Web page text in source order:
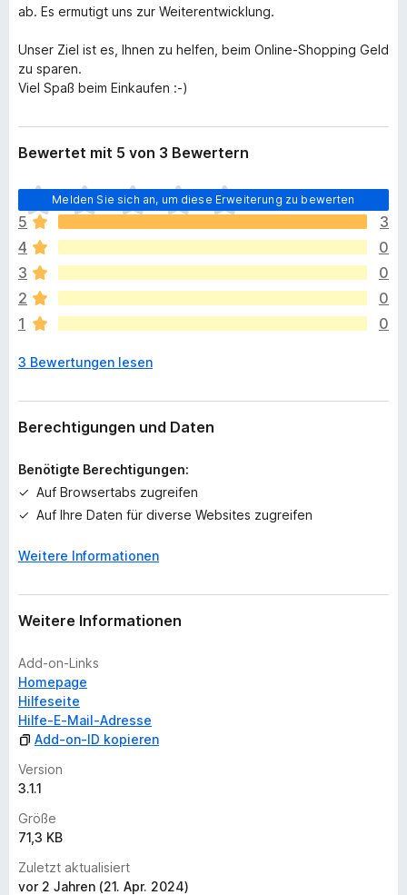
ab. Es ermutigt uns zur Weiterentwicklung.
Unser Ziel ist es, Ihnen zu helfen, beim Online-Shopping Geld
zu sparen.
Viel Spaß beim Einkaufen :-)
Bewertet mit 5 von 3 Bewertern
Melden Sie sich an, um diese Erweiterung zu bewerten
E
s
l
i
e
g
e
n
o
h
k
i
e
B
w
r
t
g
e
n
v
o
r
5
3
4
0
3
0
2
0
1
0
3 Bewertungen lesen
Berechtigungen und Daten
Benötigte Berechtigungen:
Auf Browsertabs zugreifen
Auf Ihre Daten für diverse Websites zugreifen
Weitere Informationen
Weitere Informationen
Add-on-Links
Homepage
Hilfeseite
Hilfe-E-Mail-Adresse
Add-on-ID kopieren
Version
3.1.1
Größe
71,3 KB
Zuletzt aktualisiert
vor 2 Jahren (21. Apr. 2024)